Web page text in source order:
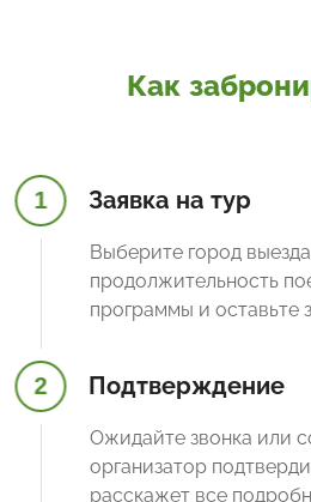
Как
1 Заявка на тур
Выберите город
продолжительность
программы и оставьте
2 Подтверждение
Ожидайте звонка или
организатор
расскажет все